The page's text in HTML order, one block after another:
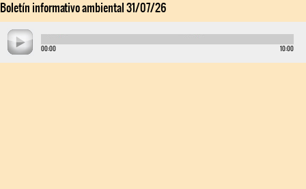
Boletín informativo ambiental 31/07/26
00:00 10:00